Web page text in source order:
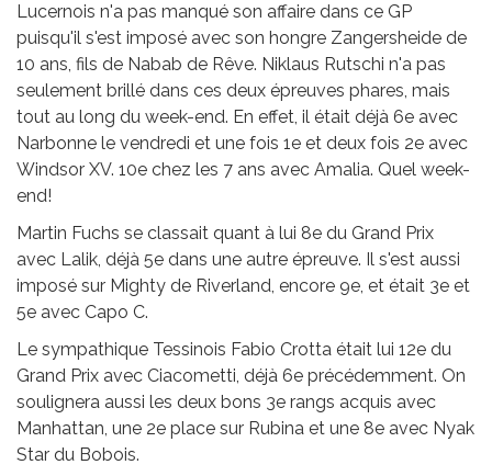
Lucernois n'a pas manqué son affaire dans ce GP
puisqu'il s'est imposé avec son hongre Zangersheide de
10 ans, fils de Nabab de Rêve. Niklaus Rutschi n'a pas
seulement brillé dans ces deux épreuves phares, mais
tout au long du week-end. En effet, il était déjà 6e avec
Narbonne le vendredi et une fois 1e et deux fois 2e avec
Windsor XV. 10e chez les 7 ans avec Amalia. Quel week-
end!
Martin Fuchs se classait quant à lui 8e du Grand Prix
avec Lalik, déjà 5e dans une autre épreuve. Il s'est aussi
imposé sur Mighty de Riverland, encore 9e, et était 3e et
5e avec Capo C.
Le sympathique Tessinois Fabio Crotta était lui 12e du
Grand Prix avec Ciacometti, déjà 6e précédemment. On
soulignera aussi les deux bons 3e rangs acquis avec
Manhattan, une 2e place sur Rubina et une 8e avec Nyak
Star du Bobois.